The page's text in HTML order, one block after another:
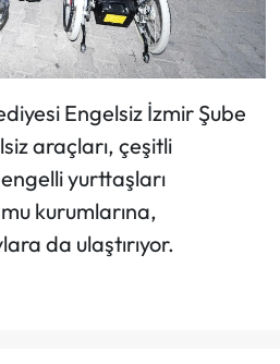
Engelsiz İzmir Şube
araçları, çeşitli
yurttaşları
kurumlarına,
da ulaştırıyor.